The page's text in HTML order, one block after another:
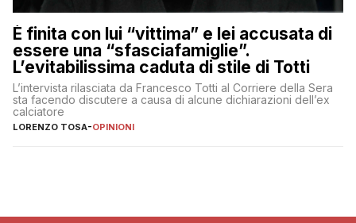
È finita con lui “vittima” e lei accusata di
essere una “sfasciafamiglie”.
L’evitabilissima caduta di stile di Totti
L’intervista rilasciata da Francesco Totti al Corriere della Sera
sta facendo discutere a causa di alcune dichiarazioni dell’ex
calciatore
LORENZO TOSA-OPINIONI